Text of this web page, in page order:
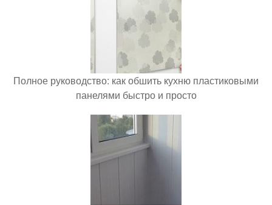
Полное руководство: как обшить кухню пластиковыми
панелями быстро и просто